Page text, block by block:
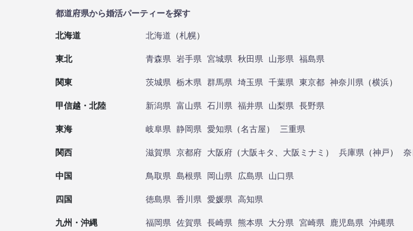
都道府県から婚活パーティーを探す
北海道 北海道 （札幌）
東北 青森県 岩手県 宮城県 秋田県 山形県 福島県
関東 茨城県 栃木県 群馬県 埼玉県 千葉県 東京都 神奈川県 （横浜）
甲信越・北陸 新潟県 富山県 石川県 福井県 山梨県 長野県
東海 岐阜県 静岡県 愛知県 （名古屋） 三重県
関西 滋賀県 京都府 大阪府 （大阪キタ、 大阪ミナミ ） 兵庫県 （神戸）
中国 鳥取県 島根県 岡山県 広島県 山口県
四国 徳島県 香川県 愛媛県 高知県
九州・沖縄 福岡県 佐賀県 長崎県 熊本県 大分県 宮崎県 鹿児島県 沖縄県